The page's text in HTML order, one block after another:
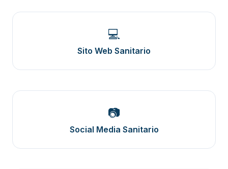
💻
Sito Web Sanitario
📷
Social Media Sanitario